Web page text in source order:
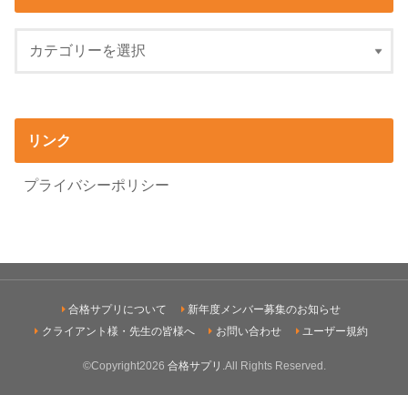
リンク
プライバシーポリシー
合格サプリについて
新年度メンバー募集のお知らせ
クライアント様・先生の皆様へ
お問い合わせ ユーザー規約
©Copyright2026 合格サプリ .All Rights Reserved.